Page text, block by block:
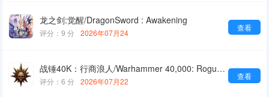
龙之剑:觉醒/DragonSword : Awakening
查看
评分：9 分 2026年07月24
战锤40K：行商浪人/Warhammer 40,000: Rogue Trader
查看
评分：6 分 2026年07月22